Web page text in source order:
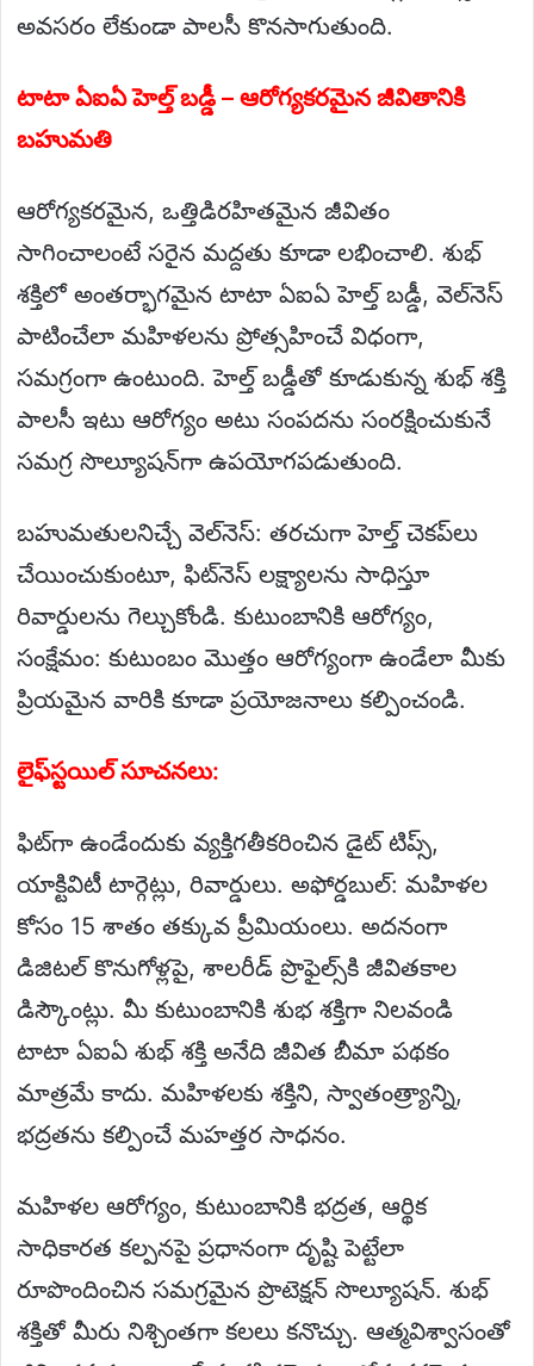
అవసరం లేకుండా పాలసీ కొనసాగుతుంది.
టాటా ఏఐఏ హెల్త్ బడ్డీ – ఆరోగ్యకరమైన జీవితానికి
బహుమతి
ఆరోగ్యకరమైన, ఒత్తిడిరహితమైన జీవితం
సాగించాలంటే సరైన మద్దతు కూడా లభించాలి. శుభ్
శక్తిలో అంతర్భాగమైన టాటా ఏఐఏ హెల్త్ బడ్డీ, వెల్‌నెస్
పాటించేలా మహిళలను ప్రోత్సహించే విధంగా,
సమగ్రంగా ఉంటుంది. హెల్త్‌ బడ్డీతో కూడుకున్న శుభ్ శక్తి
పాలసీ ఇటు ఆరోగ్యం అటు సంపదను సంరక్షించుకునే
సమగ్ర సొల్యూషన్‌గా ఉపయోగపడుతుంది.
బహుమతులనిచ్చే వెల్‌నెస్: తరచుగా హెల్త్ చెకప్‌లు
చేయించుకుంటూ, ఫిట్‌నెస్ లక్ష్యాలను సాధిస్తూ
రివార్డులను గెల్చుకోండి. కుటుంబానికి ఆరోగ్యం,
సంక్షేమం: కుటుంబం మొత్తం ఆరోగ్యంగా ఉండేలా మీకు
ప్రియమైన వారికి కూడా ప్రయోజనాలు కల్పించండి.
లైఫ్‌స్టయిల్ సూచనలు:
ఫిట్‌గా ఉండేందుకు వ్యక్తిగతీకరించిన డైట్ టిప్స్,
యాక్టివిటీ టార్గెట్లు, రివార్డులు. అఫోర్డబుల్: మహిళల
కోసం 15 శాతం తక్కువ ప్రీమియంలు. అదనంగా
డిజిటల్ కొనుగోళ్లపై, శాలరీడ్ ప్రొఫైల్స్‌కి జీవితకాల
డిస్కౌంట్లు. మీ కుటుంబానికి శుభ శక్తిగా నిలవండి
టాటా ఏఐఏ శుభ్ శక్తి అనేది జీవిత బీమా పథకం
మాత్రమే కాదు. మహిళలకు శక్తిని, స్వాతంత్ర్యాన్ని,
భద్రతను కల్పించే మహత్తర సాధనం.
మహిళల ఆరోగ్యం, కుటుంబానికి భద్రత, ఆర్థిక
సాధికారత కల్పనపై ప్రధానంగా దృష్టి పెట్టేలా
రూపొందించిన సమగ్రమైన ప్రొటెక్షన్ సొల్యూషన్. శుభ్
శక్తితో మీరు నిశ్చింతగా కలలు కనొచ్చు. ఆత్మవిశ్వాసంతో